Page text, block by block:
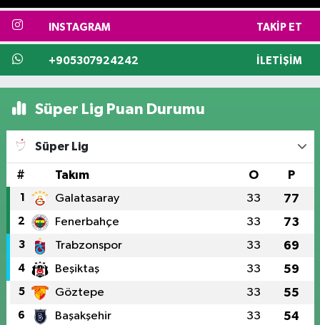
INSTAGRAM TAKIP ET
+905307924242 İLETIŞIM
Süper Lig Puan Durumu
Süper Lig
# Takım O P
1 Galatasaray 33 77
2 Fenerbahçe 33 73
3 Trabzonspor 33 69
4 Beşiktaş 33 59
5 Göztepe 33 55
6 Başakşehir 33 54